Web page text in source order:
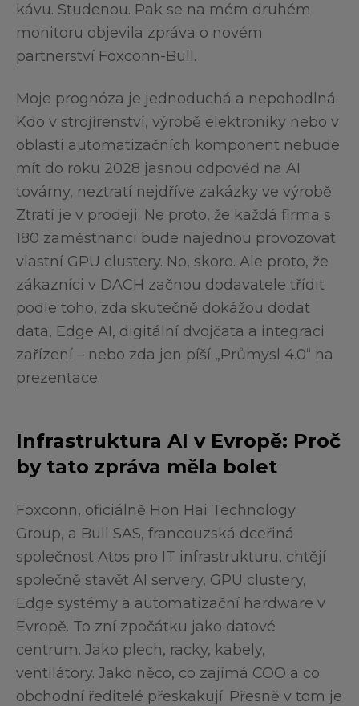
kávu. Studenou. Pak se na mém druhém
monitoru objevila zpráva o novém
partnerství Foxconn-Bull.
Moje prognóza je jednoduchá a nepohodlná:
Kdo v strojírenství, výrobě elektroniky nebo v
oblasti automatizačních komponent nebude
mít do roku 2028 jasnou odpověď na AI
továrny, neztratí nejdříve zakázky ve výrobě.
Ztratí je v prodeji. Ne proto, že každá firma s
180 zaměstnanci bude najednou provozovat
vlastní GPU clustery. No, skoro. Ale proto, že
zákazníci v DACH začnou dodavatele třídit
podle toho, zda skutečně dokážou dodat
data, Edge AI, digitální dvojčata a integraci
zařízení – nebo zda jen píší „Průmysl 4.0“ na
prezentace.
Infrastruktura AI v Evropě: Proč
by tato zpráva měla bolet
Foxconn, oficiálně Hon Hai Technology
Group, a Bull SAS, francouzská dceřiná
společnost Atos pro IT infrastrukturu, chtějí
společně stavět AI servery, GPU clustery,
Edge systémy a automatizační hardware v
Evropě. To zní zpočátku jako datové
centrum. Jako plech, racky, kabely,
ventilátory. Jako něco, co zajímá COO a co
obchodní ředitelé přeskakují. Přesně v tom je